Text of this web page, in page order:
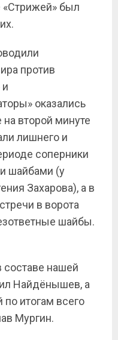
«Стрижей» был
против
оказались
второй минуте
лишнего и
соперники
шайбами (у
Захарова), а в
в ворота
шайбы.
нашей
Найдёнышев, а
по итогам всего
Мургин.